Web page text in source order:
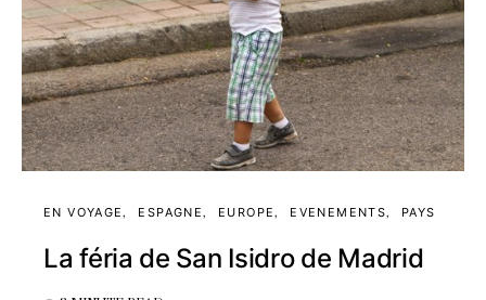
EN VOYAGE ESPAGNE EUROPE EVENEMENTS PAYS
La féria de San Isidro de Madrid